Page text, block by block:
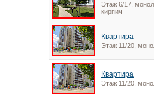
Этаж 6/17,
кирпич
Квартира
Этаж 11/20,
Квартира
Этаж 11/20,